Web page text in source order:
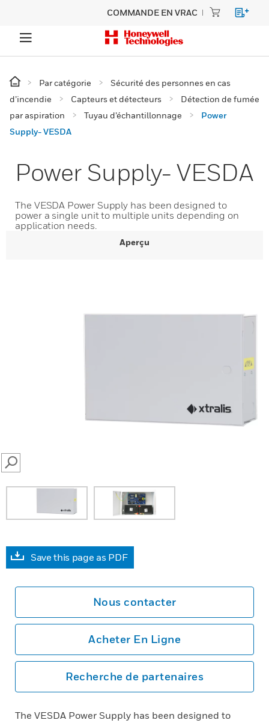
COMMANDE EN VRAC
Par catégorie
Sécurité des personnes en cas
d’incendie
Capteurs et détecteurs
Détection de fumée
par aspiration
Tuyau d’échantillonnage
Power
Supply- VESDA
Power Supply- VESDA
The VESDA Power Supply has been designed to
power a single unit to multiple units depending on
application needs.
Aperçu
SEARCH
Save this page as PDF
Nous contacter
Acheter En Ligne
Recherche de partenaires
The VESDA Power Supply has been designed to